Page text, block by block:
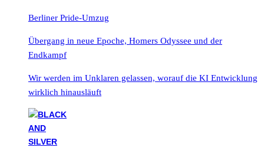
Berliner Pride-Umzug
Übergang in neue Epoche, Homers Odyssee und der
Endkampf
Wir werden im Unklaren gelassen, worauf die KI Entwicklung
wirklich hinausläuft